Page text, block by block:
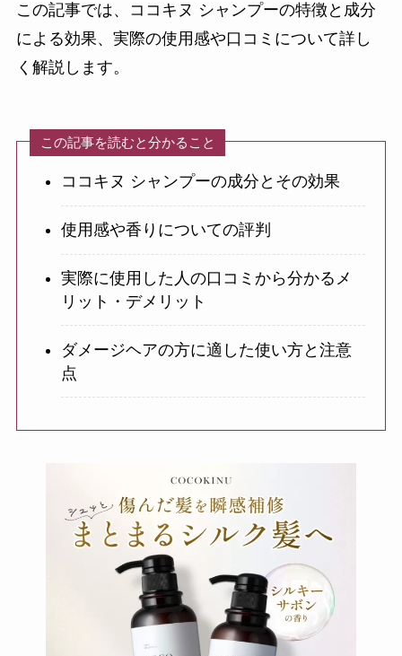
この記事では、ココキヌ シャンプーの特徴と成分
による効果、実際の使用感や口コミについて詳し
く解説します。
この記事を読むと分かること
ココキヌ シャンプーの成分とその効果
使用感や香りについての評判
実際に使用した人の口コミから分かるメ
リット・デメリット
ダメージヘアの方に適した使い方と注意
点